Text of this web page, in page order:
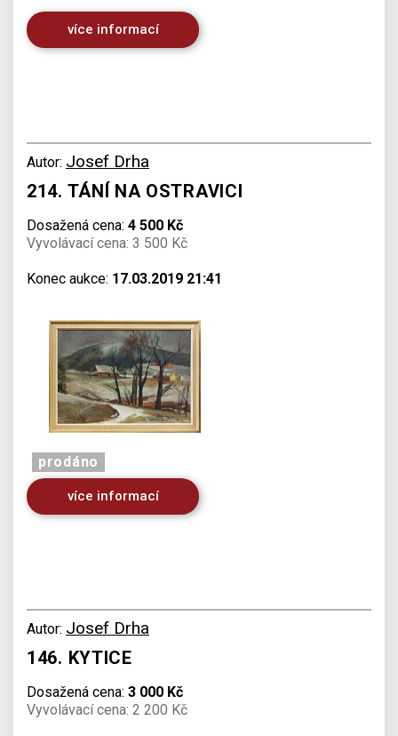
více informací
Autor: Josef Drha
214. TÁNÍ NA OSTRAVICI
Dosažená cena: 4 500 Kč
Vyvolávací cena: 3 500 Kč
Konec aukce: 17.03.2019 21:41
prodáno
více informací
Autor: Josef Drha
146. KYTICE
Dosažená cena: 3 000 Kč
Vyvolávací cena: 2 200 Kč